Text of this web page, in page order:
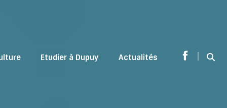
Etudier à Dupuy Actualités
Facebook
|